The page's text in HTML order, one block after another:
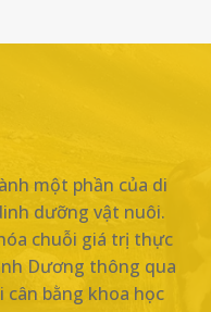
một phần của di
dưỡng vật nuôi.
chuỗi giá trị thực
Dương thông qua
cân bằng khoa học